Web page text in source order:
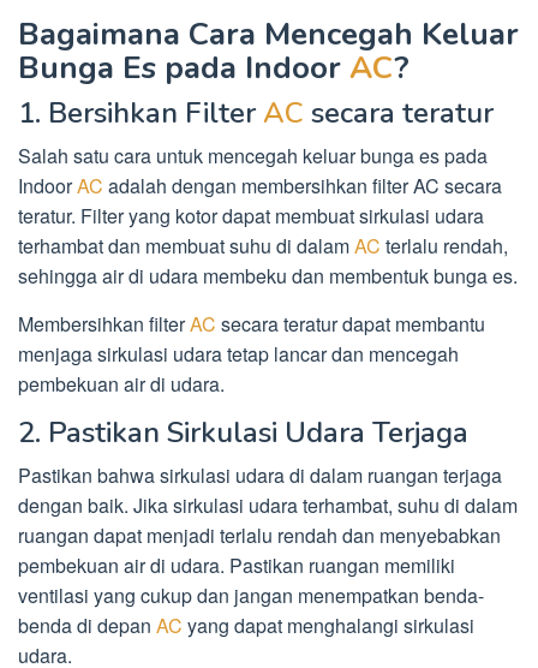
Bagaimana Cara Mencegah Keluar
Bunga Es pada Indoor AC?
1. Bersihkan Filter AC secara teratur
Salah satu cara untuk mencegah keluar bunga es pada
IndoorAC adalah dengan membersihkan filter AC secara
teratur. Filter yang kotor dapat membuat sirkulasi udara
terhambat dan membuat suhu di dalamAC terlalu rendah,
sehingga air di udara membeku dan membentuk bunga es.
Membersihkan filterAC secara teratur dapat membantu
menjaga sirkulasi udara tetap lancar dan mencegah
pembekuan air di udara.
2. Pastikan Sirkulasi Udara Terjaga
Pastikan bahwa sirkulasi udara di dalam ruangan terjaga
dengan baik. Jika sirkulasi udara terhambat, suhu di dalam
ruangan dapat menjadi terlalu rendah dan menyebabkan
pembekuan air di udara. Pastikan ruangan memiliki
ventilasi yang cukup dan jangan menempatkan benda-
benda di depan AC yang dapat menghalangi sirkulasi
udara.